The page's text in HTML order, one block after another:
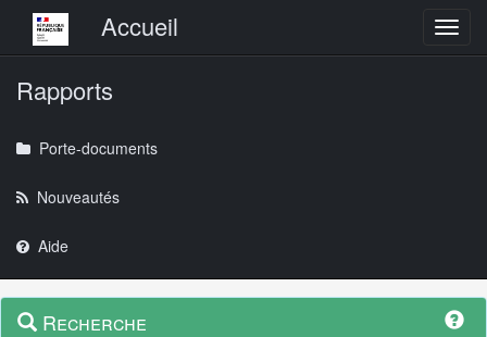
Menu principalAccueil
Rapports
Porte-documents
Nouveautés
Aide
Navigation
Menu
contextuel
Recherche